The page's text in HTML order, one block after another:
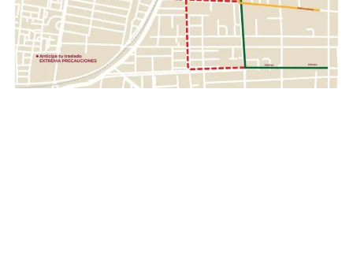
unión entre las familias guanajuatenses, impulsando una
red de apoyo que permita llevar esperanza y ayuda a
quienes hoy enfrentan una de las situaciones más
complejas de su historia reciente.